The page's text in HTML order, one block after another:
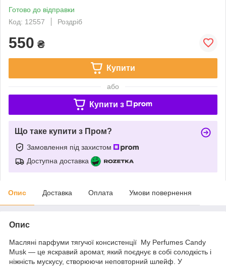
Готово до відправки
Код: 12557
Роздріб
550 ₴
Купити
або
Купити з
Що таке купити з Пром?
Замовлення під захистом
Доступна доставка
Опис Доставка Оплата Умови повернення
Опис
Масляні парфуми тягучої консистенції My Perfumes Candy
Musk — це яскравий аромат, який поєднує в собі солодкість і
ніжність мускусу, створюючи неповторний шлейф. У